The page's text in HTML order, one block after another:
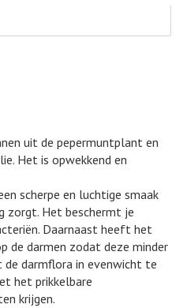
uit de pepermuntplant en
Het is opwekkend en
scherpe en luchtige smaak
zorgt. Het beschermt je
Daarnaast heeft het
de darmen zodat deze minder
darmflora in evenwicht te
het prikkelbare
krijgen.